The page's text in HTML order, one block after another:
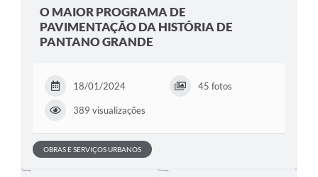
O MAIOR PROGRAMA DE
PAVIMENTAÇÃO DA HISTÓRIA DE
PANTANO GRANDE
18/01/2024 45 fotos
389 visualizações
OBRAS E SERVIÇOS URBANOS